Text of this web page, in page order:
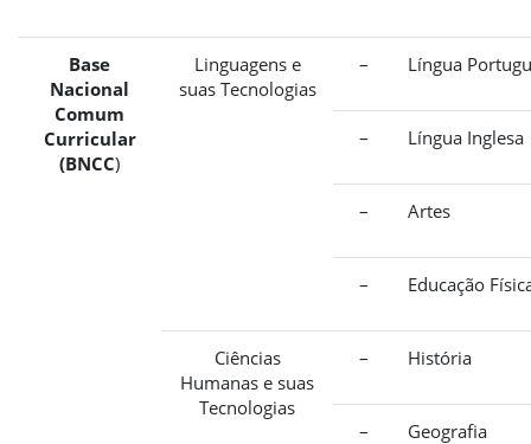
Base
Nacional
Comum
Curricular
(BNCC)
Linguagens e
suas Tecnologias
– Língua
– Língua Inglesa
– Artes
– Educação
Ciências
Humanas e suas
Tecnologias
– História
– Geografia